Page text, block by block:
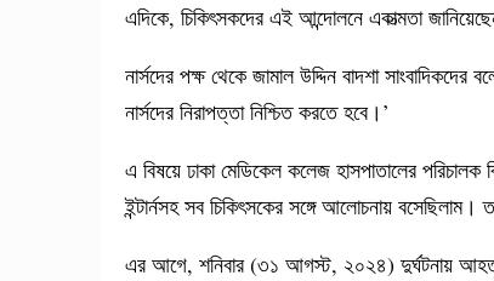
এদিকে, চিকিৎসকদের এই আন্দোলনে একাত্মতা
নার্সদের পক্ষ থেকে জামাল উদ্দিন বাদশা
নার্সদের নিরাপত্তা নিশ্চিত করতে হবে।’
এ বিষয়ে ঢাকা মেডিকেল কলেজ হাসপাতালের পরিচালক
ইন্টার্নসহ সব চিকিৎসকের সঙ্গে আলোচনায়
এর আগে, শনিবার (৩১ আগস্ট, ২০২৪) দুর্ঘটনায় আহত